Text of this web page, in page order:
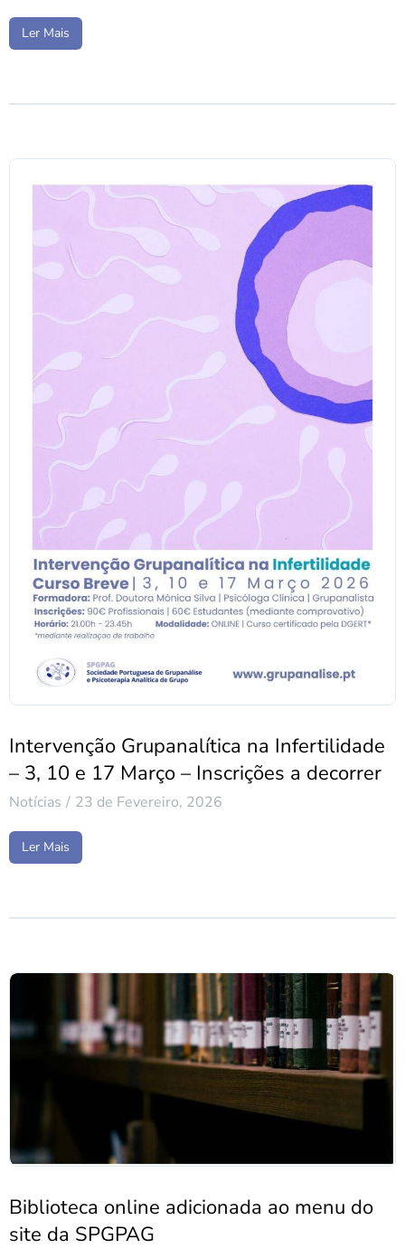
Ler Mais
Intervenção Grupanalítica na Infertilidade
– 3, 10 e 17 Março – Inscrições a decorrer
Notícias 23 de Fevereiro, 2026
Ler Mais
Biblioteca online adicionada ao menu do
site da SPGPAG